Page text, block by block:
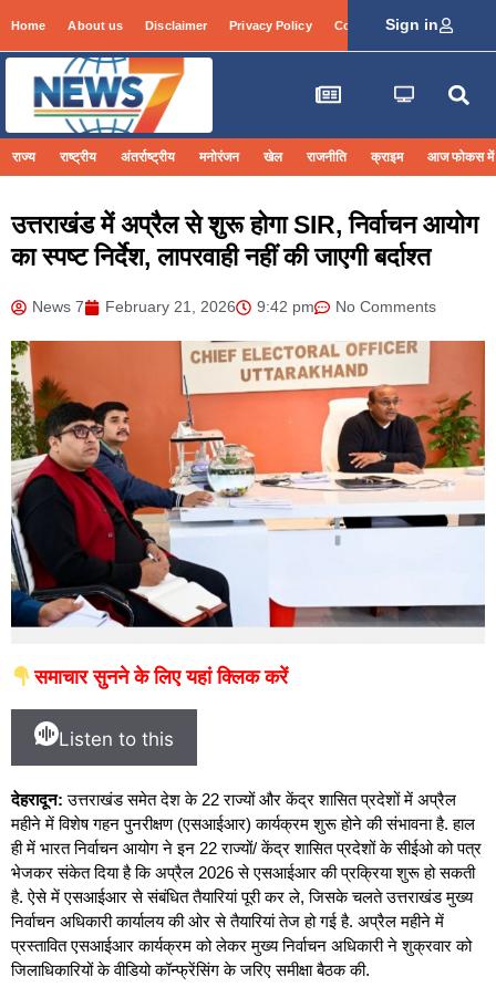
Home About us Disclaimer Privacy Policy Contact Info Login
Sign in
राज्य राष्ट्रीय अंतर्राष्ट्रीय मनोरंजन खेल राजनीति क्राइम आज फोकस में
उत्तराखंड में अप्रैल से शुरू होगा SIR, निर्वाचन आयोग
का स्पष्ट निर्देश, लापरवाही नहीं की जाएगी बर्दाश्त
News 7 February 21, 2026 9:42 pm No Comments
समाचार सुनने के लिए यहां क्लिक करें
Listen to this
देहरादून:उत्तराखंड समेत देश के 22 राज्यों और केंद्र शासित प्रदेशों में अप्रैल
महीने में विशेष गहन पुनरीक्षण (एसआईआर) कार्यक्रम शुरू होने की संभावना है. हाल
ही में भारत निर्वाचन आयोग ने इन 22 राज्यों/ केंद्र शासित प्रदेशों के सीईओ को पत्र
भेजकर संकेत दिया है कि अप्रैल 2026 से एसआईआर की प्रक्रिया शुरू हो सकती
है. ऐसे में एसआईआर से संबंधित तैयारियां पूरी कर ले, जिसके चलते उत्तराखंड मुख्य
निर्वाचन अधिकारी कार्यालय की ओर से तैयारियां तेज हो गई है. अप्रैल महीने में
प्रस्तावित एसआईआर कार्यक्रम को लेकर मुख्य निर्वाचन अधिकारी ने शुक्रवार को
जिलाधिकारियों के वीडियो कॉन्फ्रेंसिंग के जरिए समीक्षा बैठक की.